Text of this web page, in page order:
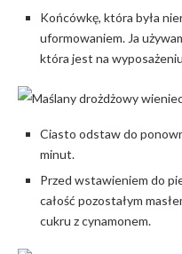
Końcówkę, która była
uformowaniem. Ja
która jest na
Ciasto odstaw do
minut.
Przed wstawieniem do
całość pozostałym
cukru z cynamonem.